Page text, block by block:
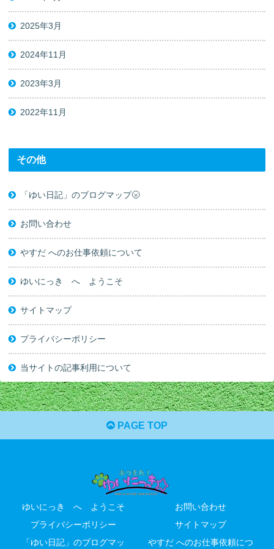
2025年3月
2024年11月
2023年3月
2022年11月
その他
「ゆい日記」のブログマップ🌝
お問い合わせ
やすだ へのお仕事依頼について
ゆいにっき へ ようこそ
サイトマップ
プライバシーポリシー
当サイトの記事利用について
PAGE TOP
ゆいにっき へ ようこそ
お問い合わせ
プライバシーポリシー
サイトマップ
「ゆい日記」のブログマッ
やすだ へのお仕事依頼につ